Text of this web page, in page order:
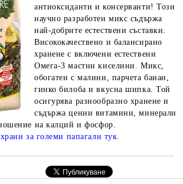
антиоксиданти и консерванти! Този
научно разработен микс съдържа
най-добрите естествени съставки.
Висококачествено и балансирано
хранене с включени естествени
Омега-3 мастни киселини. Микс,
обогатен с малини, парчета банан,
гинко билоба и вкусна шипка. Той
осигурява разнообразно хранене и
съдържа ценни витамини, минерали
на калций и фосфор.
за големи папагали тук.